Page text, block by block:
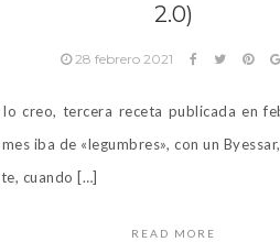
2.0)
28 febrero 2021
creo, tercera receta publicada en
iba de «legumbres», con un
cuando […]
READ MORE